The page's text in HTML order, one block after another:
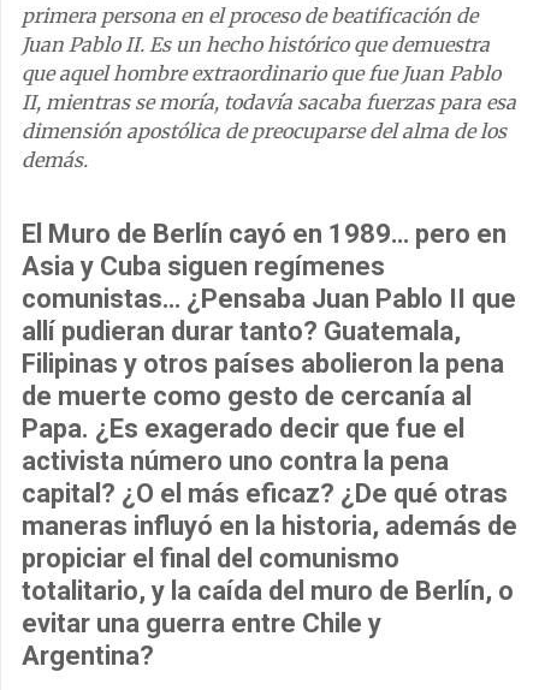
primera persona en el proceso de beatificación de
Juan Pablo II. Es un hecho histórico que demuestra
que aquel hombre extraordinario que fue Juan Pablo
II, mientras se moría, todavía sacaba fuerzas para esa
dimensión apostólica de preocuparse del alma de los
demás.
El Muro de Berlín cayó en 1989… pero en
Asia y Cuba siguen regímenes
comunistas… ¿Pensaba Juan Pablo II que
allí pudieran durar tanto? Guatemala,
Filipinas y otros países abolieron la pena
de muerte como gesto de cercanía al
Papa. ¿Es exagerado decir que fue el
activista número uno contra la pena
capital? ¿O el más eficaz? ¿De qué otras
maneras influyó en la historia, además de
propiciar el final del comunismo
totalitario, y la caída del muro de Berlín, o
evitar una guerra entre Chile y
Argentina?